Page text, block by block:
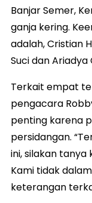
Banjar Semer,
ganja kering.
adalah, Cristian
Suci dan Ariadya
Terkait empat
pengacara
penting karena
persidangan.
ini, silakan tanya
Kami tidak
keterangan